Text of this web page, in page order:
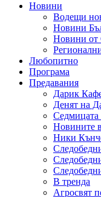
Новини
Водещи
Новини
Новини от
Любопитно
Програма
Предавания
Дарик
Денят на
Новините
Ники
В тренда
Агросвят